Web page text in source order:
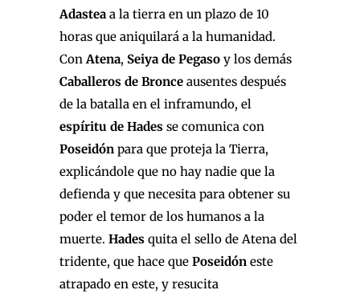
Adastea a la tierra en un plazo de 10
horas que aniquilará a la humanidad.
ConAtena, Seiya de Pegaso y los demás
Caballeros de Bronce ausentes después
de la batalla en el inframundo, el
espíritu de Hades se comunica con
Poseidón para que proteja la Tierra,
explicándole que no hay nadie que la
defienda y que necesita para obtener su
poder el temor de los humanos a la
muerte. Hades quita el sello de Atena del
tridente, que hace que Poseidón este
atrapado en este, y resucita